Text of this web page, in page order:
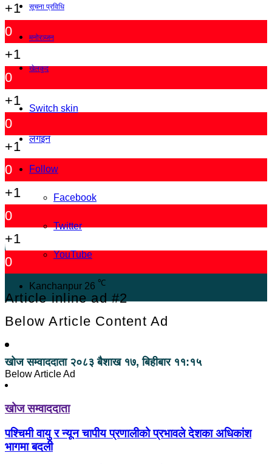
सूचना प्रविधि
मनोरञ्जन
खेलकुद
Switch skin
लगइन
Follow
Facebook
Twitter
YouTube
Kanchanpur 26 ℃
+1
0
+1
0
+1
0
+1
0
+1
0
+1
0
Article inline ad #2
Below Article Content Ad
खोज सम्वाददाता २०८३ बैशाख १७, बिहीबार ११:१५
Below Article Ad
खोज सम्वाददाता
पश्चिमी वायु र न्यून चापीय प्रणालीको प्रभावले देशका अधिकांश
भागमा बदली